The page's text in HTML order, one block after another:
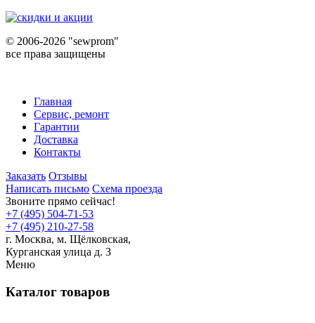
© 2006-2026 "sewprom"
все права защищены
Главная
Сервис, ремонт
Гарантии
Доставка
Контакты
Заказать Отзывы
Написать письмо Схема проезда
Звоните прямо сейчас!
+7 (495) 504-71-53
+7 (495) 210-27-58
г. Москва, м. Щёлковская,
Курганская улица д. 3
Меню
Каталог товаров